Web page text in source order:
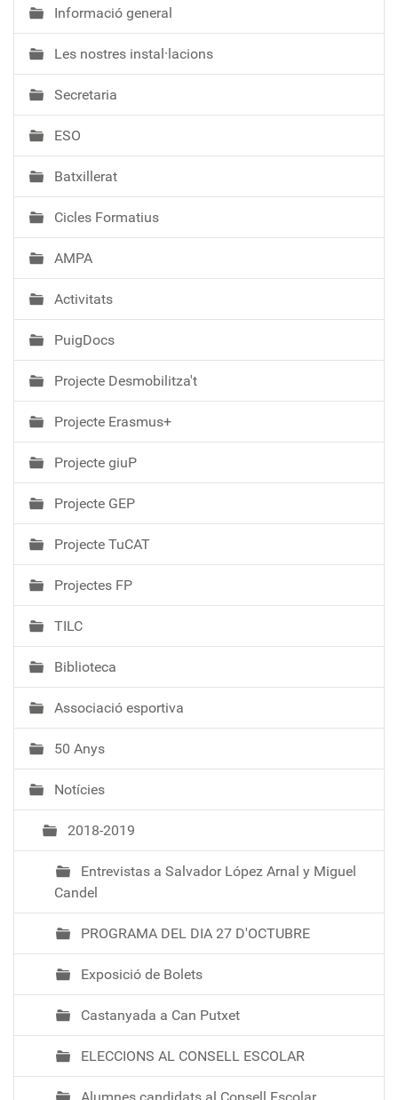
N
a
v
e
g
a
c
ó
Informació general
Les nostres instal·lacions
Secretaria
ESO
Batxillerat
Cicles Formatius
AMPA
Activitats
PuigDocs
Projecte Desmobilitza't
Projecte Erasmus+
Projecte giuP
Projecte GEP
Projecte TuCAT
Projectes FP
TILC
Biblioteca
Associació esportiva
50 Anys
Notícies
2018-2019
Entrevistas a Salvador López Arnal y Miguel
Candel
PROGRAMA DEL DIA 27 D'OCTUBRE
Exposició de Bolets
Castanyada a Can Putxet
ELECCIONS AL CONSELL ESCOLAR